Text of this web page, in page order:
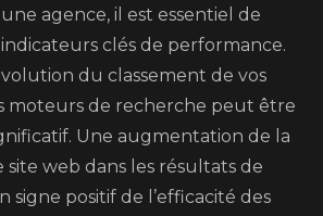
agence, il est essentiel de
clés de performance.
du classement de vos
moteurs de recherche peut être
Une augmentation de la
site web dans les résultats de
signe positif de l’efficacité des